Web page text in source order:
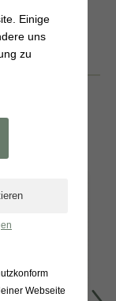
Einige
uns
zu
Webseite